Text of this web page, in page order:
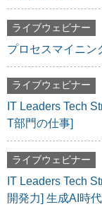
ライブウェビナー
プロセスマイニン
ライブウェビナー
IT Leaders Tech
T部門の仕事]
ライブウェビナー
IT Leaders Tech
開発力] 生成AI時